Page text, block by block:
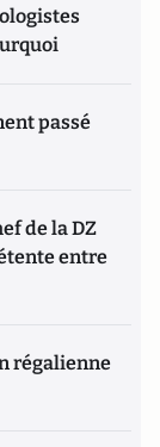
passé
de la DZ
entre
régalienne